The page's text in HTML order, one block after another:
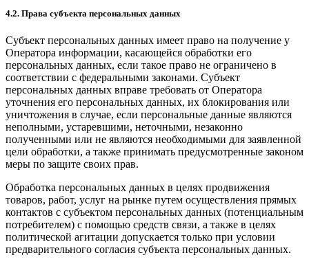
4.2. Права субъекта персональных данных
Субъект персональных данных имеет право на получение у
Оператора информации, касающейся обработки его
персональных данных, если такое право не ограничено в
соответствии с федеральными законами. Субъект
персональных данных вправе требовать от Оператора
уточнения его персональных данных, их блокирования или
уничтожения в случае, если персональные данные являются
неполными, устаревшими, неточными, незаконно
полученными или не являются необходимыми для заявленной
цели обработки, а также принимать предусмотренные законом
меры по защите своих прав.
Обработка персональных данных в целях продвижения
товаров, работ, услуг на рынке путем осуществления прямых
контактов с субъектом персональных данных (потенциальным
потребителем) с помощью средств связи, а также в целях
политической агитации допускается только при условии
предварительного согласия субъекта персональных данных.